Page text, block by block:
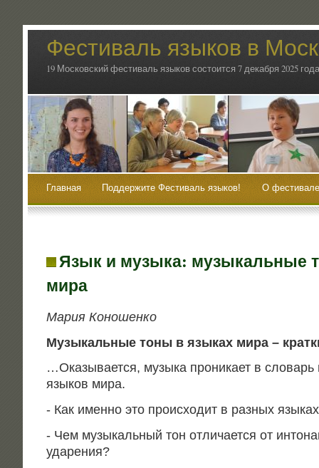
Фестиваль языков в
19 Московский фестиваль языков состоится 7 декабря 2025
Главная Поддержите Фестиваль языков! О
Язык и музыка: музыкальные
мира
Мария Коно­шен­ко
Музы­каль­ные тоны в язы­ках мира –
…Ока­зы­ва­ет­ся, музы­ка про­ни­ка­ет в сло­варь
язы­ков мира.
- Как имен­но это про­ис­хо­дит в раз­ных
- Чем музы­каль­ный тон отли­ча­ет­ся от
ударения?